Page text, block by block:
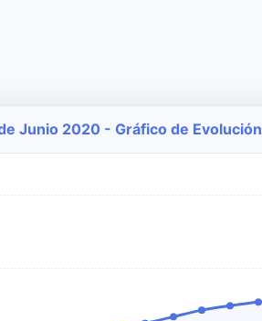
Junio 2020 - Gráfico de Evolución